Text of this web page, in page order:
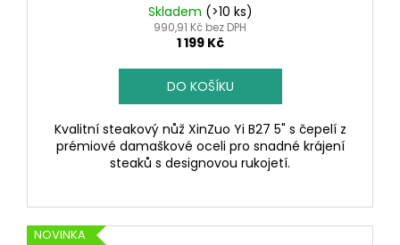
Skladem (>10 ks)
990,91 Kč bez DPH
1 199 Kč
DO KOŠÍKU
Kvalitní steakový nůž XinZuo Yi B27 5" s čepelí z
prémiové damaškové oceli pro snadné krájení
steaků s designovou rukojetí.
NOVINKA